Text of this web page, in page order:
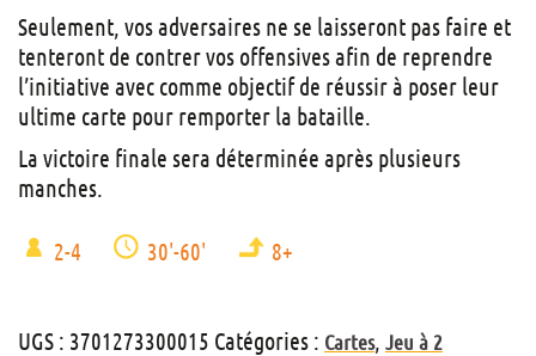
Seulement, vos adversaires ne se laisseront pas faire et
tenteront de contrer vos offensives afin de reprendre
l’initiative avec comme objectif de réussir à poser leur
ultime carte pour remporter la bataille.
La victoire finale sera déterminée après plusieurs
manches.
2-4 30'-60' 8+
UGS : 3701273300015 Catégories : Cartes, Jeu à 2